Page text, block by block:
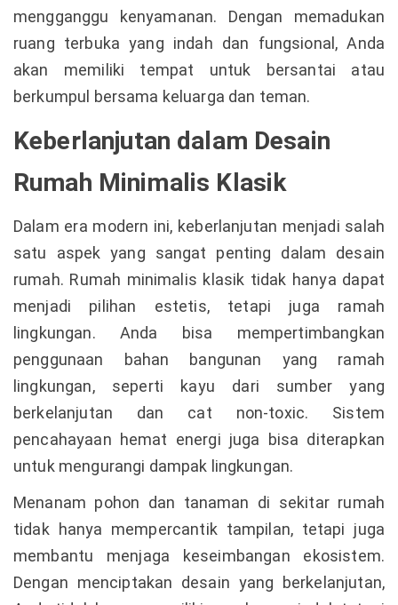
mengganggu kenyamanan. Dengan memadukan
ruang terbuka yang indah dan fungsional, Anda
akan memiliki tempat untuk bersantai atau
berkumpul bersama keluarga dan teman.
Keberlanjutan dalam Desain
Rumah Minimalis Klasik
Dalam era modern ini, keberlanjutan menjadi salah
satu aspek yang sangat penting dalam desain
rumah. Rumah minimalis klasik tidak hanya dapat
menjadi pilihan estetis, tetapi juga ramah
lingkungan. Anda bisa mempertimbangkan
penggunaan bahan bangunan yang ramah
lingkungan, seperti kayu dari sumber yang
berkelanjutan dan cat non-toxic. Sistem
pencahayaan hemat energi juga bisa diterapkan
untuk mengurangi dampak lingkungan.
Menanam pohon dan tanaman di sekitar rumah
tidak hanya mempercantik tampilan, tetapi juga
membantu menjaga keseimbangan ekosistem.
Dengan menciptakan desain yang berkelanjutan,